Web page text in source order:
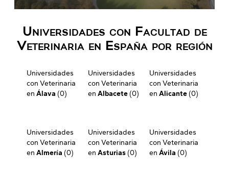
Universidades con Facultad de
Veterinaria en España por región
Universidades
con Veterinaria
en Álava (0)
Universidades
con Veterinaria
en Albacete(0)
Universidades
con Veterinaria
en Alicante(0)
Universidades
con Veterinaria
en Almería (0)
Universidades
con Veterinaria
en Asturias(0)
Universidades
con Veterinaria
en Ávila (0)